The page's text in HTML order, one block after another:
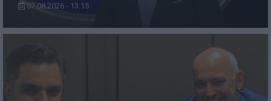
07.08.2026 - 13:15